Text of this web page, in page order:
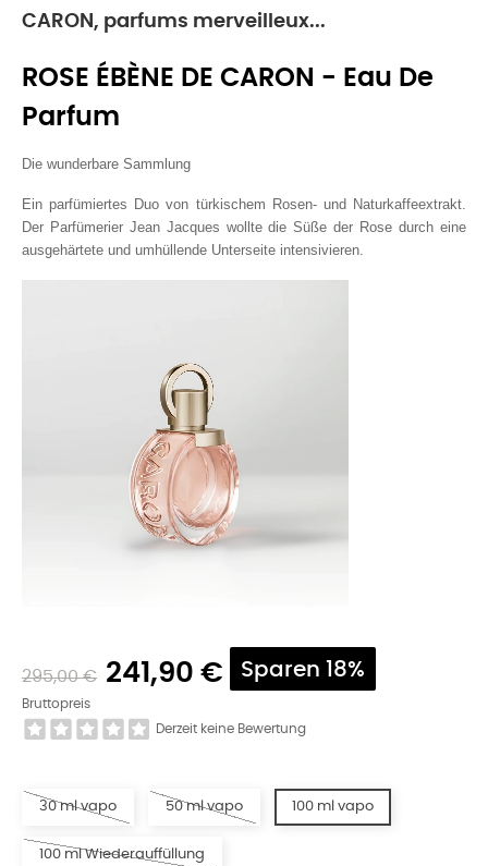
CARON, parfums merveilleux...
ROSE ÉBÈNE DE CARON - Eau De
Parfum
Die wunderbare Sammlung
Ein parfümiertes Duo von türkischem Rosen- und Naturkaffeextrakt.
Der Parfümerier Jean Jacques wollte die Süße der Rose durch eine
ausgehärtete und umhüllende Unterseite intensivieren.
295,00 € 241,90 € Sparen 18%
Bruttopreis
Derzeit keine Bewertung
30 ml vapo 50 ml vapo 100 ml vapo
100 ml Wiederauffüllung